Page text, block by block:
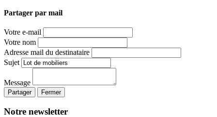
Partager par mail
Votre e-mail
Votre nom
Adresse mail du destinataire
Sujet
Message
Partager Fermer
Notre newsletter